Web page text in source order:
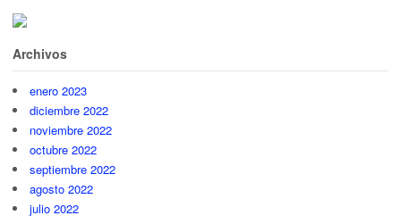
Archivos
enero 2023
diciembre 2022
noviembre 2022
octubre 2022
septiembre 2022
agosto 2022
julio 2022